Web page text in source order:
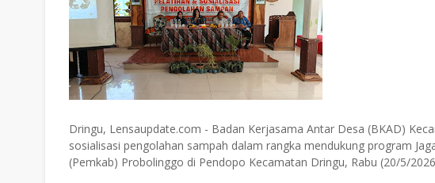
Dringu, Lensaupdate.com - Badan Kerjasama Antar Desa (BKAD)
sosialisasi pengolahan sampah dalam rangka mendukung program
(Pemkab) Probolinggo di Pendopo Kecamatan Dringu, Rabu (20/5/